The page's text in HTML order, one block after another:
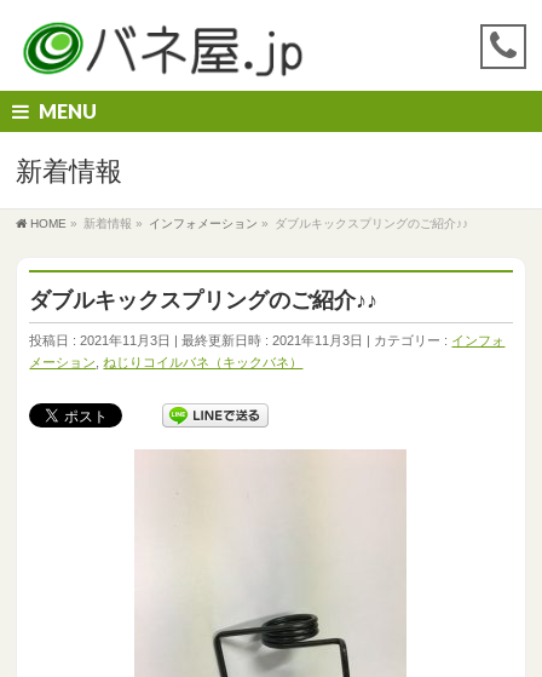
MENU
新着情報
HOME » 新着情報 » インフォメーション » ダブルキックスプリングのご紹介♪♪
ダブルキックスプリングのご紹介♪♪
投稿日 : 2021年11月3日 最終更新日時 : 2021年11月3日 カテゴリー : インフォ
メーション ,ねじりコイルバネ（キックバネ）